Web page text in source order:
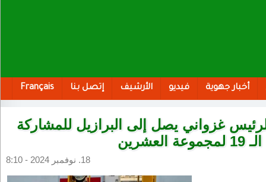
أخبار جهوية فيديو الأرشيف إتصل بنا Français
غزواني يصل إلى البرازيل للمشاركة
18. نوفمبر 2024 - 8:10